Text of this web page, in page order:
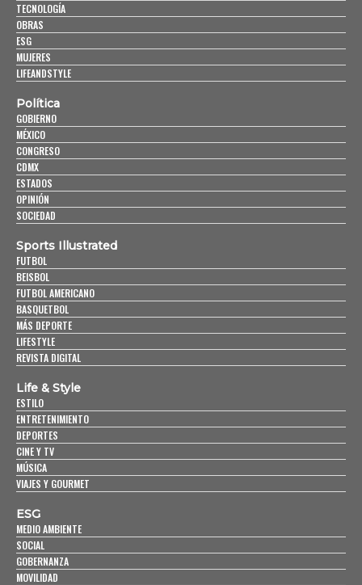
TECNOLOGÍA
OBRAS
ESG
MUJERES
LIFEANDSTYLE
Política
GOBIERNO
MÉXICO
CONGRESO
CDMX
ESTADOS
OPINIÓN
SOCIEDAD
Sports Illustrated
FUTBOL
BEISBOL
FUTBOL AMERICANO
BASQUETBOL
MÁS DEPORTE
LIFESTYLE
REVISTA DIGITAL
Life & Style
ESTILO
ENTRETENIMIENTO
DEPORTES
CINE Y TV
MÚSICA
VIAJES Y GOURMET
ESG
MEDIO AMBIENTE
SOCIAL
GOBERNANZA
MOVILIDAD